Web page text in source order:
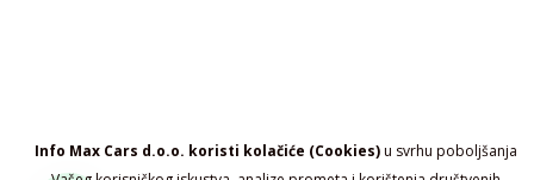
Info Max Cars d.o.o. koristi kolačiće (Cookies)u svrhu poboljšanja